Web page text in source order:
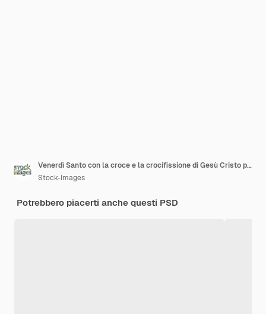
Venerdì Santo con la croce e la crocifissione di Gesù Cristo post sui social media
Stock-Images
Potrebbero piacerti anche questi PSD